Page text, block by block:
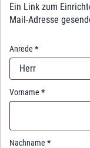
i
r
Ein Link zum
Mail-Adresse
Anrede *
Herr
Vorname *
Nachname *